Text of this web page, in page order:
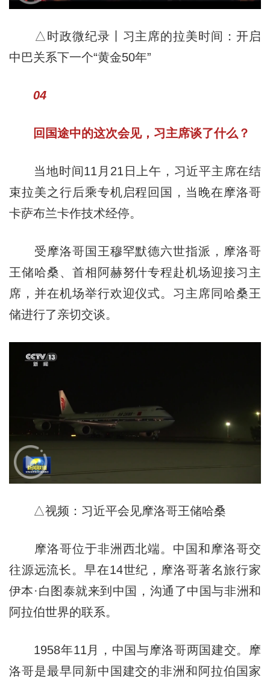
△时政微纪录丨习主席的拉美时间：开启
中巴关系下一个“黄金50年”
04
回国途中的这次会见，习主席谈了什么？
当地时间11月21日上午，习近平主席在结
束拉美之行后乘专机启程回国，当晚在摩洛哥
卡萨布兰卡作技术经停。
受摩洛哥国王穆罕默德六世指派，摩洛哥
王储哈桑、首相阿赫努什专程赴机场迎接习主
席，并在机场举行欢迎仪式。习主席同哈桑王
储进行了亲切交谈。
△视频：习近平会见摩洛哥王储哈桑
摩洛哥位于非洲西北端。中国和摩洛哥交
往源远流长。早在14世纪，摩洛哥著名旅行家
伊本·白图泰就来到中国，沟通了中国与非洲和
阿拉伯世界的联系。
1958年11月，中国与摩洛哥两国建交。摩
洛哥是最早同新中国建交的非洲和阿拉伯国家